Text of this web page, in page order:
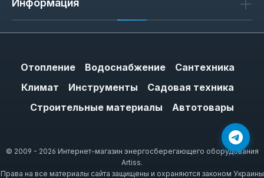
Информация
Отопление Водоснабжение
Сантехника
Климат
Инструменты
Садовая техника
Строительные материалы
Автотовары
© 2009 - 2026 Интернет-магазин энергосберегающего оборудования
Artiss.
Права на все материалы сайта защищены и охраняются законом Украины